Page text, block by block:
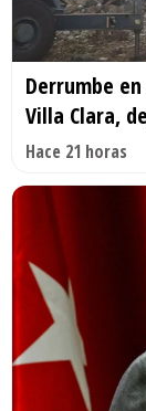
Derrumbe
Villa Clara,
Hace 21 horas